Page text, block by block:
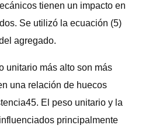
tienen un impacto en
Se utilizó la ecuación (5)
agregado.
unitario más alto son más
una relación de huecos
El peso unitario y la
principalmente